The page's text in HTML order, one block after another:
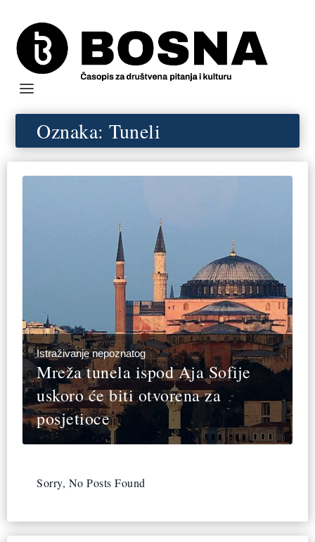
Oznaka:Tuneli
Istraživanje nepoznatog
Mreža tunela ispod Aja Sofije
uskoro će biti otvorena za
posjetioce
Sorry, No Posts Found